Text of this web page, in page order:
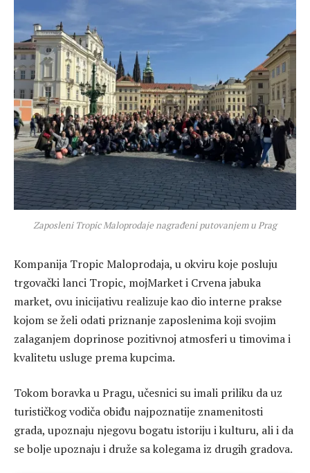
Zaposleni Tropic Maloprodaje nagrađeni putovanjem u Prag
Kompanija Tropic Maloprodaja, u okviru koje posluju
trgovački lanci Tropic, mojMarket i Crvena jabuka
market, ovu inicijativu realizuje kao dio interne prakse
kojom se želi odati priznanje zaposlenima koji svojim
zalaganjem doprinose pozitivnoj atmosferi u timovima i
kvalitetu usluge prema kupcima.
Tokom boravka u Pragu, učesnici su imali priliku da uz
turističkog vodiča obiđu najpoznatije znamenitosti
grada, upoznaju njegovu bogatu istoriju i kulturu, ali i da
se bolje upoznaju i druže sa kolegama iz drugih gradova.